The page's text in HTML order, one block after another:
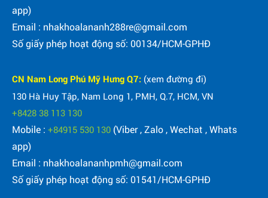
app)
Email : nhakhoalananh288re@gmail.com
Số giấy phép hoạt động số: 00134/HCM-GPHĐ
CN Nam Long Phú Mỹ Hưng Q7: (xem đường đi)
130 Hà Huy Tập, Nam Long 1, PMH, Q.7, HCM, VN
+8428 38 113 130
Mobile : +84915 530 130 (Viber , Zalo , Wechat , Whats
app)
Email : nhakhoalananhpmh@gmail.com
Số giấy phép hoạt động số: 01541/HCM-GPHĐ